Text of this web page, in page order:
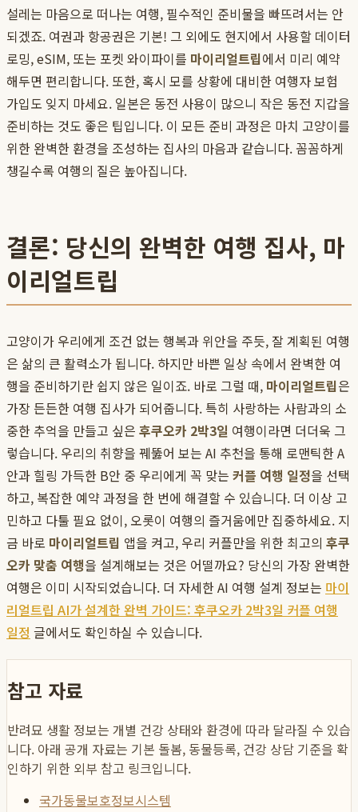
설레는 마음으로 떠나는 여행, 필수적인 준비물을 빠뜨려서는 안
되겠죠. 여권과 항공권은 기본! 그 외에도 현지에서 사용할 데이터
로밍, eSIM, 또는 포켓 와이파이를 마이리얼트립에서 미리 예약
해두면 편리합니다. 또한, 혹시 모를 상황에 대비한 여행자 보험
가입도 잊지 마세요. 일본은 동전 사용이 많으니 작은 동전 지갑을
준비하는 것도 좋은 팁입니다. 이 모든 준비 과정은 마치 고양이를
위한 완벽한 환경을 조성하는 집사의 마음과 같습니다. 꼼꼼하게
챙길수록 여행의 질은 높아집니다.
결론: 당신의 완벽한 여행 집사, 마
이리얼트립
고양이가 우리에게 조건 없는 행복과 위안을 주듯, 잘 계획된 여행
은 삶의 큰 활력소가 됩니다. 하지만 바쁜 일상 속에서 완벽한 여
행을 준비하기란 쉽지 않은 일이죠. 바로 그럴 때, 마이리얼트립은
가장 든든한 여행 집사가 되어줍니다. 특히 사랑하는 사람과의 소
중한 추억을 만들고 싶은 후쿠오카 2박3일 여행이라면 더더욱 그
렇습니다. 우리의 취향을 꿰뚫어 보는 AI 추천을 통해 로맨틱한 A
안과 힐링 가득한 B안 중 우리에게 꼭 맞는 커플 여행 일정을 선택
하고, 복잡한 예약 과정을 한 번에 해결할 수 있습니다. 더 이상 고
민하고 다툴 필요 없이, 오롯이 여행의 즐거움에만 집중하세요. 지
금 바로 마이리얼트립 앱을 켜고, 우리 커플만을 위한 최고의 후쿠
오카 맞춤 여행을 설계해보는 것은 어떨까요? 당신의 가장 완벽한
여행은 이미 시작되었습니다. 더 자세한 AI 여행 설계 정보는 마이
리얼트립 AI가 설계한 완벽 가이드: 후쿠오카 2박3일 커플 여행
일정 글에서도 확인하실 수 있습니다.
참고 자료
반려묘 생활 정보는 개별 건강 상태와 환경에 따라 달라질 수 있습
니다. 아래 공개 자료는 기본 돌봄, 동물등록, 건강 상담 기준을 확
인하기 위한 외부 참고 링크입니다.
국가동물보호정보시스템